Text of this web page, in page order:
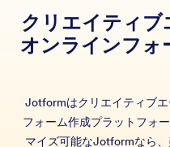
クリエイティブ
オンラインフォ
Jotformはクリエイティブ
フォーム作成プラットフォ
マイズ可能なJotformなら